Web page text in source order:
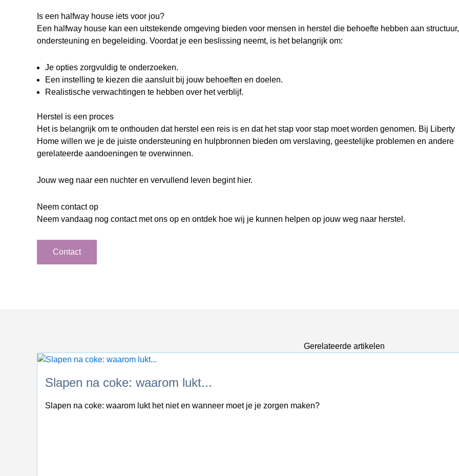
Is een halfway house iets voor jou?
Een halfway house kan een uitstekende omgeving bieden voor mensen in herstel die behoefte hebben aan structuur,
ondersteuning en begeleiding. Voordat je een beslissing neemt, is het belangrijk om:
Je opties zorgvuldig te onderzoeken.
Een instelling te kiezen die aansluit bij jouw behoeften en doelen.
Realistische verwachtingen te hebben over het verblijf.
Herstel is een proces
Het is belangrijk om te onthouden dat herstel een reis is en dat het stap voor stap moet worden genomen. Bij Liberty
Home willen we je de juiste ondersteuning en hulpbronnen bieden om verslaving, geestelijke problemen en andere
gerelateerde aandoeningen te overwinnen.
Jouw weg naar een nuchter en vervullend leven begint hier.
Neem contact op
Neem vandaag nog contact met ons op en ontdek hoe wij je kunnen helpen op jouw weg naar herstel.
Contact
Gerelateerde artikelen
Slapen na coke: waarom lukt...
Slapen na coke: waarom lukt het niet en wanneer moet je je zorgen maken?